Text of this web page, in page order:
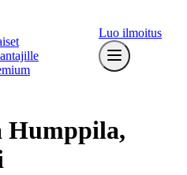
Luo ilmoitus
Humppila,